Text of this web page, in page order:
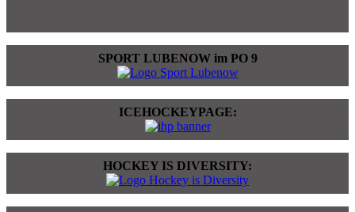
SPORT LUBENOW im PO 9
ICEHOCKEYPAGE:
HOCKEY IS DIVERSITY: